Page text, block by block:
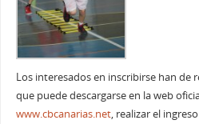
Los interesados en inscribirse han
que puede descargarse en la web
www.cbcanarias.net, realizar el